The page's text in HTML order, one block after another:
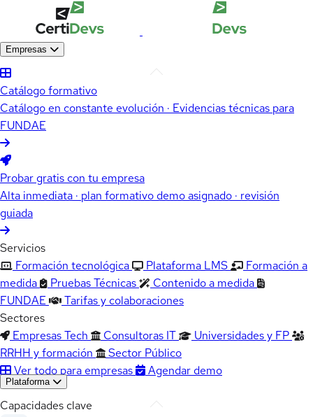
Empresas
Catálogo formativo
Catálogo en constante evolución · Evidencias técnicas para
FUNDAE
Probar gratis con tu empresa
Alta inmediata · plan formativo demo asignado · revisión
guiada
Servicios
Formación tecnológica
Plataforma LMS
Formación a
medida
Pruebas Técnicas
Contenido a medida
FUNDAE
Tarifas y colaboraciones
Sectores
Empresas Tech
Consultoras IT
Universidades y FP
RRHH y formación
Sector Público
Ver todo para empresas
Agendar demo
Plataforma
Capacidades clave